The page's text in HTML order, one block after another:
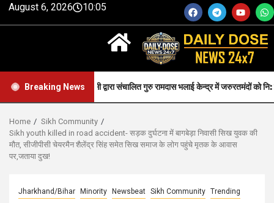
August 6, 2026 10:05
Breaking News
सीजीपीसी द्वारा संचालित गुरु रामदास भलाई केन्द्र में जरुरतमंदों को नि: शुल्क स्वास्थ्य
Home
Sikh Community
Sikh youth killed in road accident- सड़क दुर्घटना में बागबेड़ा निवासी सिख युवक की
मौत, सीजीपीसी चेयरमैन शैलेंद्र सिंह समेत सिख समाज के लोग पहुंचे मृतक के आवास
पर,जताया दुख!
Jharkhand/Bihar Minority Newsbeat Sikh Community Trending